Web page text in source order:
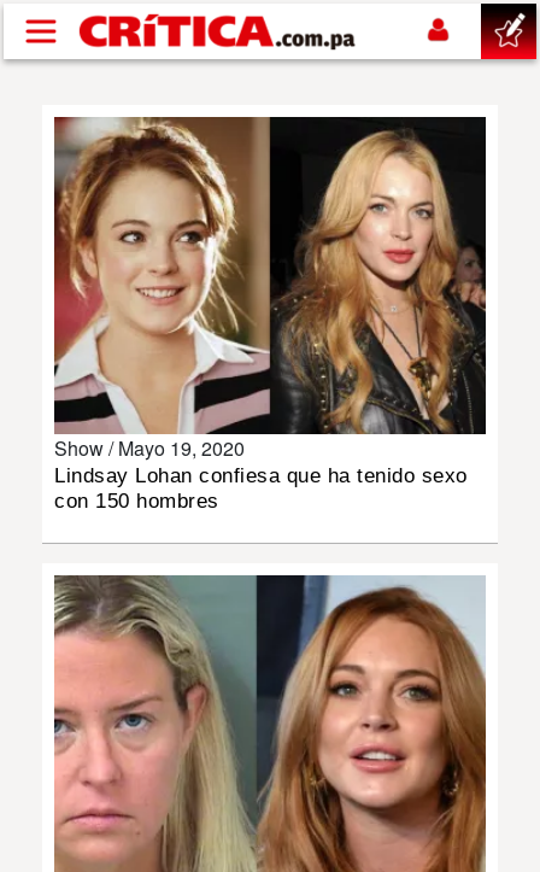
Pasar al contenido principal
SUCESOS
NACIONAL
POLÍTICA
SHOW
DEPORTES
INSÓLITAS
IMPRESO
Show /Mayo 19, 2020
Lindsay Lohan confiesa que ha tenido sexo
con 150 hombres